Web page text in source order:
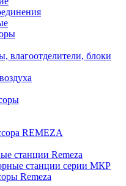
влагоотделители, блоки
REMEZA
станции Remeza
станции серии МКР
Remeza